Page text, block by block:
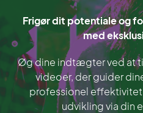
Frigør dit potentiale og
med
Øg dine indtægter ved at
videoer, der guider
professionel
udvikling via din